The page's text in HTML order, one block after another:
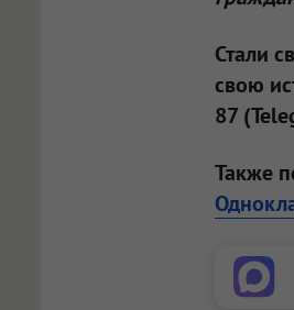
Стали
свою
87
Также